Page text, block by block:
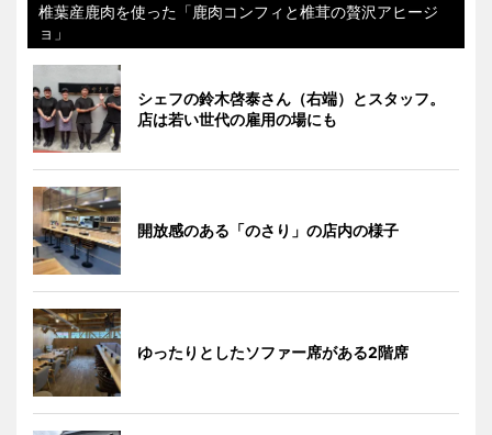
椎葉産鹿肉を使った「鹿肉コンフィと椎茸の贅沢アヒージ
ョ」
シェフの鈴木啓泰さん（右端）とスタッフ。
店は若い世代の雇用の場にも
開放感のある「のさり」の店内の様子
ゆったりとしたソファー席がある2階席